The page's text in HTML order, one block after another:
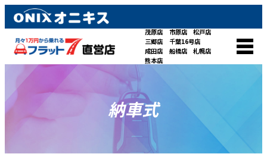
茂原店 市原店
松戸店
三郷店
千葉16号店
成田店
船橋店
札幌店
熊本店
納車式